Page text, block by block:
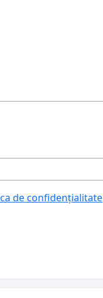
de confidențialitate